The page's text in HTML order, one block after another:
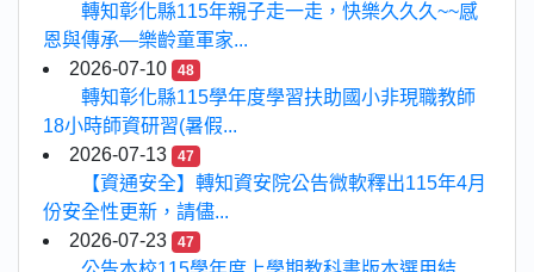
轉知彰化縣115年親子走一走，快樂久久久~~感
恩與傳承—樂齡童軍家...
2026-07-10
48
轉知彰化縣115學年度學習扶助國小非現職教師
18小時師資研習(暑假...
2026-07-13
47
【資通安全】轉知資安院公告微軟釋出115年4月
份安全性更新，請儘...
2026-07-23
47